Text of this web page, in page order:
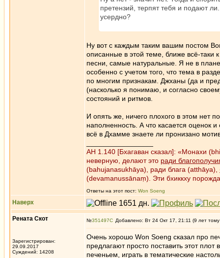
претензий, терпят тебя и подают
усердно?
Ну вот с каждым таким вашим постом
описанные в этой теме, ближе всё-таки
песни, самые натуральные. Я не в
особенно с учетом того, что тема в
по многим признакам. Джханы (да и
(насколько я понимаю, и согласно
состояний и ритмов.
И опять же, ничего плохого в этом нет
наполненность. А что касается оценок
всё в Дхамме знаете ли пронизано
АН 1.140 [Бхагаван сказал]: «Монахи
неверную, делают это ради
(bahujanasukhāya), ради блага (atthāya),
(devamanussānaṃ). Эти бхиккху
Ответы на этот пост: Won Soeng
Наверх
Рената Скот
Зарегистрирован:
29.09.2017
Суждений: 14208
№351497 Добавлено: Вт 24 Окт 17, 21:11 (9 лет
Очень хорошо Won Soeng сказал про
предлагают просто поставить этот
печеньем, играть в тематические